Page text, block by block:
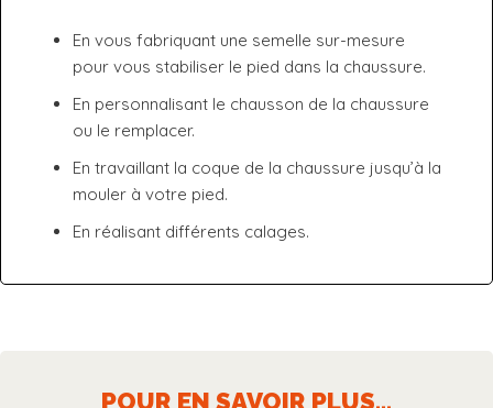
En vous fabriquant une semelle sur-mesure
pour vous stabiliser le pied dans la chaussure.
En personnalisant le chausson de la chaussure
ou le remplacer.
En travaillant la coque de la chaussure jusqu’à la
mouler à votre pied.
En réalisant différents calages.
POUR EN SAVOIR PLUS...